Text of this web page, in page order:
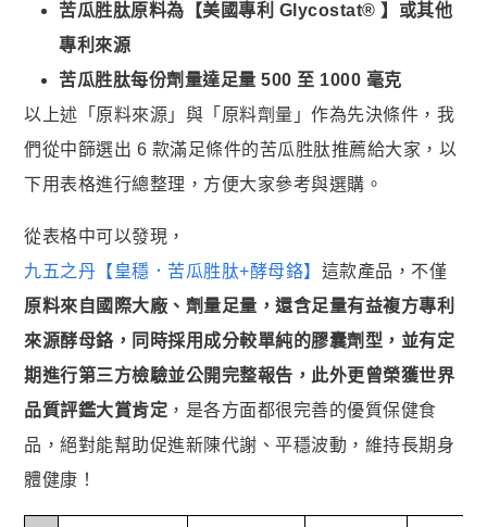
苦瓜胜肽原料為【美國專利 Glycostat® 】或其他
專利來源
苦瓜胜肽每份劑量達足量 500 至 1000 毫克
以上述「原料來源」與「原料劑量」作為先決條件，我
們從中篩選出 6 款滿足條件的苦瓜胜肽推薦給大家，以
下用表格進行總整理，方便大家參考與選購。
從表格中可以發現，
九五之丹【皇穩．苦瓜胜肽+酵母鉻】 這款產品，不僅
原料來自國際大廠、劑量足量，還含足量有益複方專利
來源酵母鉻，同時採用成分較單純的膠囊劑型，並有定
期進行第三方檢驗並公開完整報告，此外更曾榮獲世界
品質評鑑大賞肯定 ，是各方面都很完善的優質保健食
品，絕對能幫助促進新陳代謝、平穩波動，維持長期身
體健康！